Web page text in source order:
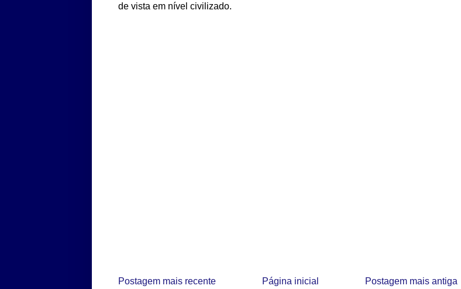
de vista em nível civilizado.
Postagem mais recente Postagem mais antiga
Página inicial